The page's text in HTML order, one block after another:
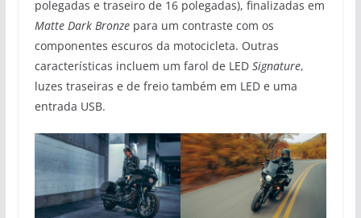
polegadas e traseiro de 16 polegadas), finalizadas em
Matte Dark Bronzepara um contraste com os
componentes escuros da motocicleta. Outras
características incluem um farol de LED Signature,
luzes traseiras e de freio também em LED e uma
entrada USB.